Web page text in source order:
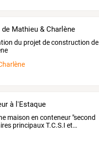
Mathieu & Charlène
du projet de construction de
à l'Estaque
maison en conteneur "second
principauxT.C.S.I et…